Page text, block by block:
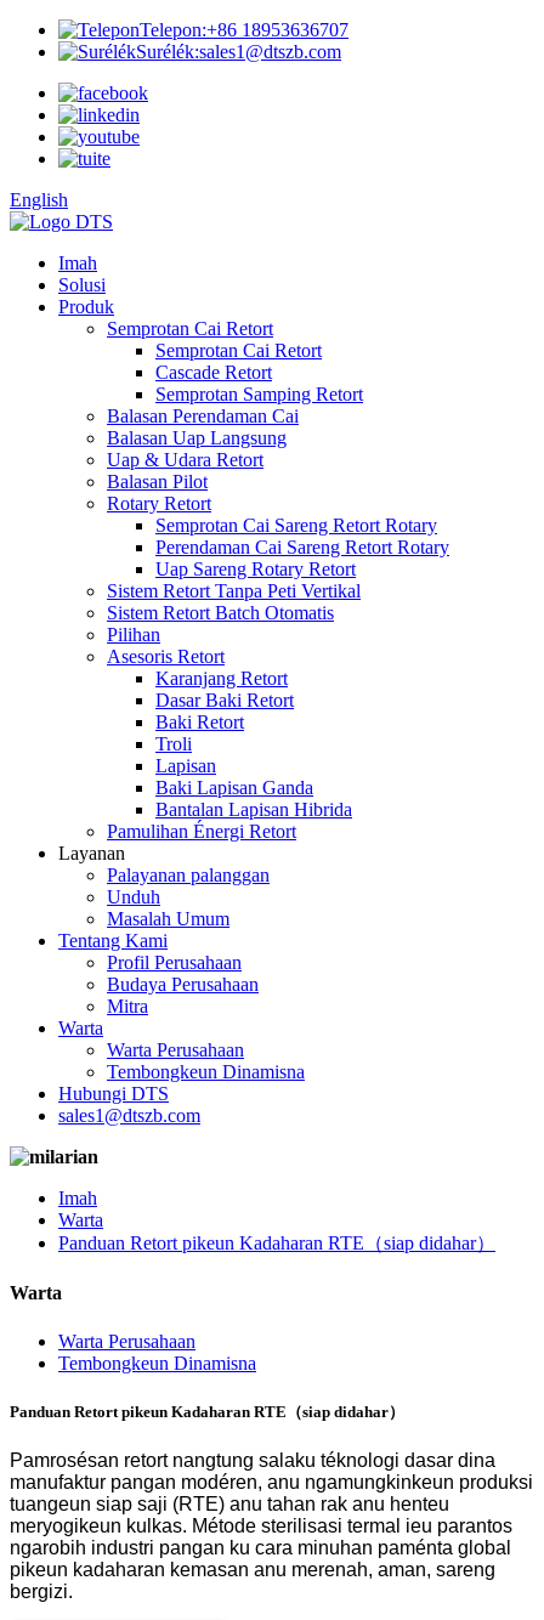
Telepon:+86 18953636707
Surélék:sales1@dtszb.com
English
Imah
Solusi
Produk
Semprotan Cai Retort
Semprotan Cai Retort
Cascade Retort
Semprotan Samping Retort
Balasan Perendaman Cai
Balasan Uap Langsung
Uap & Udara Retort
Balasan Pilot
Rotary Retort
Semprotan Cai Sareng Retort Rotary
Perendaman Cai Sareng Retort Rotary
Uap Sareng Rotary Retort
Sistem Retort Tanpa Peti Vertikal
Sistem Retort Batch Otomatis
Pilihan
Asesoris Retort
Karanjang Retort
Dasar Baki Retort
Baki Retort
Troli
Lapisan
Baki Lapisan Ganda
Bantalan Lapisan Hibrida
Pamulihan Énergi Retort
Layanan
Palayanan palanggan
Unduh
Masalah Umum
Tentang Kami
Profil Perusahaan
Budaya Perusahaan
Mitra
Warta
Warta Perusahaan
Tembongkeun Dinamisna
Hubungi DTS
sales1@dtszb.com
Imah
Warta
Panduan Retort pikeun Kadaharan RTE（siap didahar）
Warta
Warta Perusahaan
Tembongkeun Dinamisna
Panduan Retort pikeun Kadaharan RTE（siap didahar）
Pamrosésan retort nangtung salaku téknologi dasar dina
manufaktur pangan modéren, anu ngamungkinkeun produksi
tuangeun siap saji (RTE) anu tahan rak anu henteu
meryogikeun kulkas. Métode sterilisasi termal ieu parantos
ngarobih industri pangan ku cara minuhan paménta global
pikeun kadaharan kemasan anu merenah, aman, sareng
bergizi.